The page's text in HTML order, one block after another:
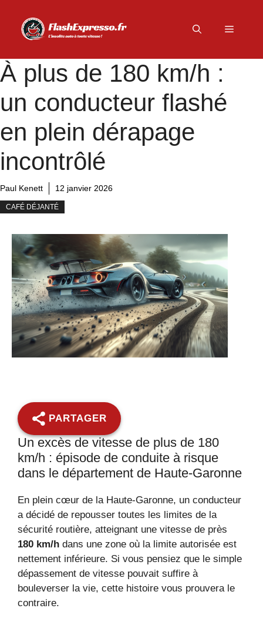
contenu
Menu
À plus de 180 km/h :
un conducteur flashé
en plein dérapage
incontrôlé
Paul Kenett 12 janvier 2026
CAFÉ DÉJANTÉ
PARTAGER
Un excès de vitesse de plus de 180
km/h : épisode de conduite à risque
dans le département de Haute-Garonne
En plein cœur de la Haute-Garonne, un conducteur
a décidé de repousser toutes les limites de la
sécurité routière, atteignant une vitesse de près
180 km/h dans une zone où la limite autorisée est
nettement inférieure. Si vous pensiez que le simple
dépassement de vitesse pouvait suffire à
bouleverser la vie, cette histoire vous prouvera le
contraire.